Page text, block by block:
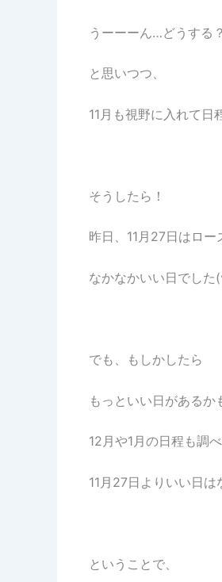
うーーーん…どうする？
と思いつつ、
11月も視野に入れて日
そうしたら！
昨日、11月27日はロー
なかなかいい日でした
でも、もしかしたら
もっといい日があるか
12月や1月の日程も調べ
11月27日よりいい日は
ということで、